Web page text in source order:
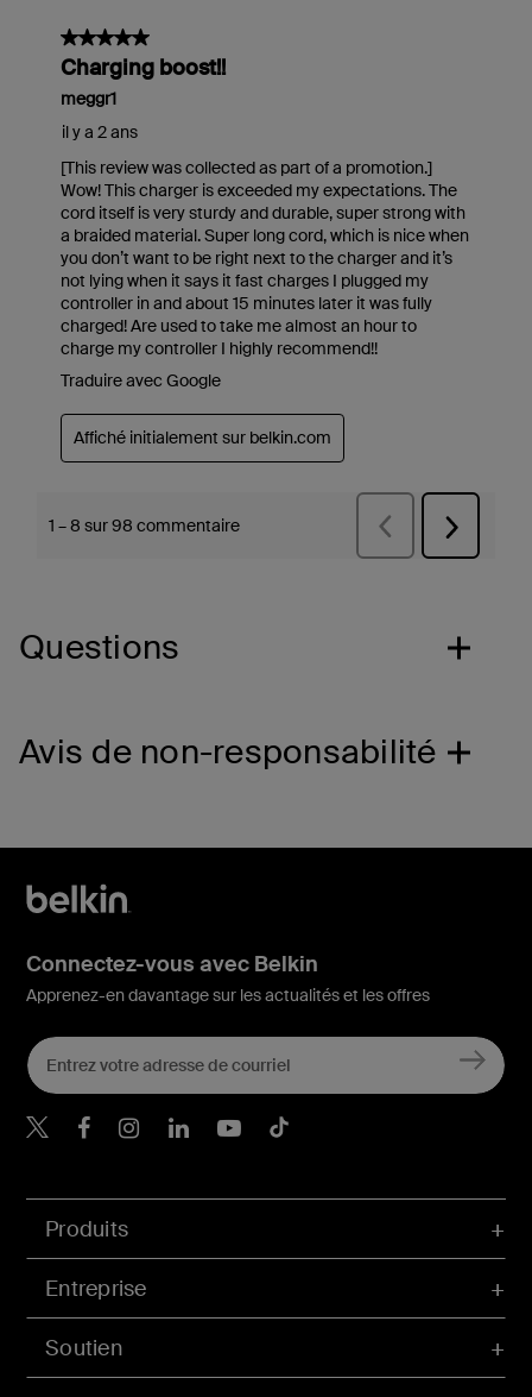
Questions
Avis de non-responsabilité
Produits
Entreprise
Soutien
Connectez-vous avec Belkin
Apprenez-en davantage sur les actualités et les offres
Belkin Twitter
Belkin Facebook
Belkin Instagram
Belkin LinkedIn
Belkin Youtube
Belkin TikTok